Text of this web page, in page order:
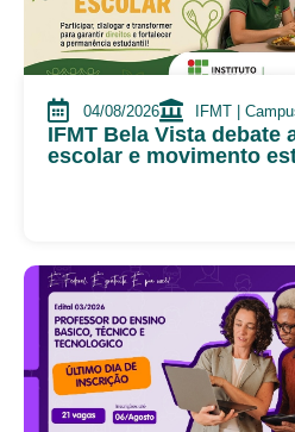
04/08/2026 IFMT |
IFMT Bela Vista debate
escolar e movimento